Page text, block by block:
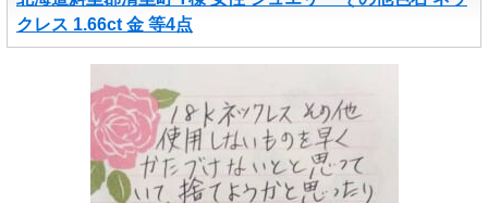
クレス 1.66ct 金 等4点